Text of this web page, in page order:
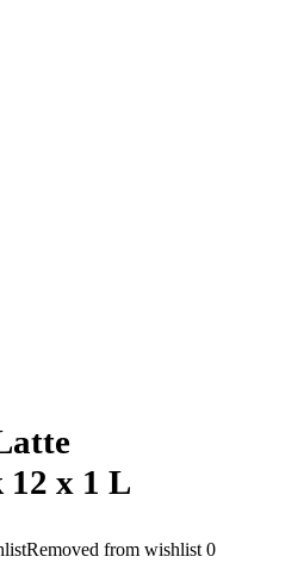
12 x 1 L
Removed from wishlist 0